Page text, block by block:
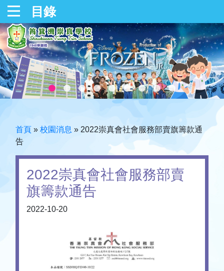
目錄
首頁 » 校園消息 » 2022崇真會社會服務部賣旗籌款通
告
2022崇真會社會服務部賣
旗籌款通告
2022-10-20